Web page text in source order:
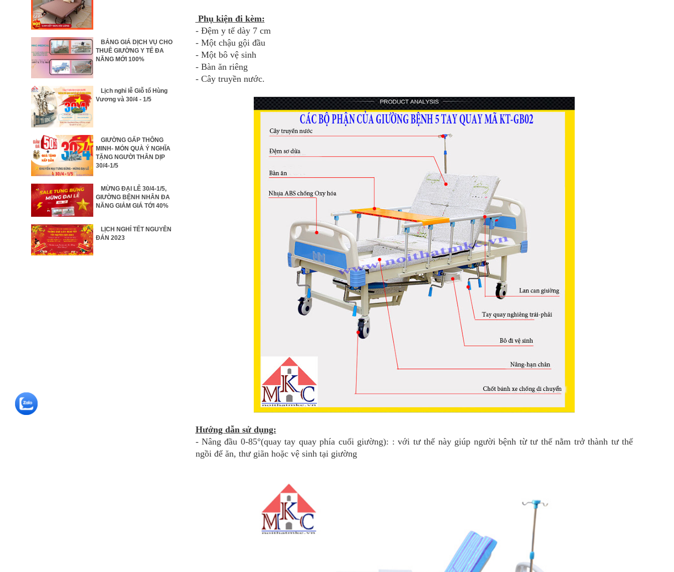
BẢNG GIÁ DỊCH VỤ CHO
THUÊ GIƯỜNG Y TẾ ĐA
NĂNG MỚI 100%
Lịch nghỉ lễ Giỗ tổ Hùng
Vương và 30/4 - 1/5
GIƯỜNG GẤP THÔNG
MINH- MÓN QUÀ Ý NGHĨA
TẶNG NGƯỜI THÂN DỊP
30/4-1/5
MỪNG ĐẠI LỄ 30/4-1/5,
GIƯỜNG BỆNH NHÂN ĐA
NĂNG GIẢM GIÁ TỚI 40%
LỊCH NGHỈ TẾT NGUYÊN
ĐÁN 2023
Phụ kiện đi kèm:
- Đệm y tế dày 7 cm
- Một chậu gội đầu
- Một bô vệ sinh
- Bàn ăn riêng
- Cây truyền nước.
Hướng dẫn sử dụng:
- Nâng đầu 0-85°(quay tay quay phía cuối giường): : với tư thế này giúp người bệnh từ tư thế nằm trở thành tư thế
ngồi để ăn, thư giãn hoặc vệ sinh tại giường